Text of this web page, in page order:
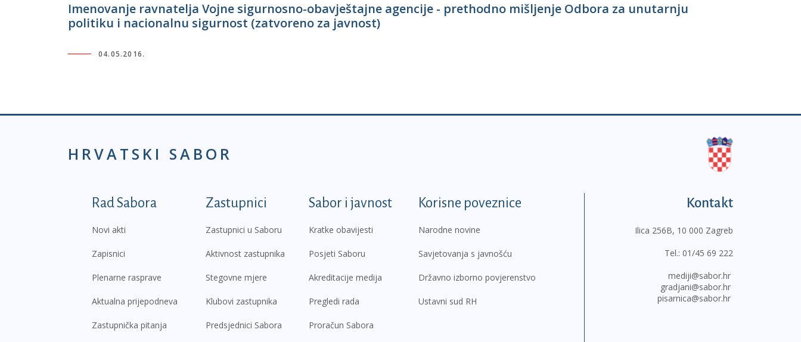
Imenovanje ravnatelja Vojne sigurnosno-obavještajne agencije - prethodno mišljenje Odbora za unutarnju
politiku i nacionalnu sigurnost (zatvoreno za javnost)
04.05.2016.
HRVATSKI SABOR
Podnožje prvi izbornik
Rad Sabora
Novi akti
Zapisnici
Plenarne rasprave
Aktualna prijepodneva
Zastupnička pitanja
Zastupnici
Zastupnici u Saboru
Aktivnost zastupnika
Stegovne mjere
Klubovi zastupnika
Predsjednici Sabora
Sabor i javnost
Kratke obavijesti
Posjeti Saboru
Akreditacije medija
Pregledi rada
Proračun Sabora
Korisne poveznice
Narodne novine
Savjetovanja s javnošću
Državno izborno povjerenstvo
Ustavni sud RH
Kontakt
Ilica 256B, 10 000 Zagreb
Tel.: 01/45 69 222
mediji@sabor.hr
gradjani@sabor.hr
pisarnica@sabor.hr